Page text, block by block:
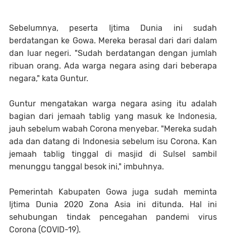
Sebelumnya, peserta Ijtima Dunia ini sudah
berdatangan ke Gowa. Mereka berasal dari dari dalam
dan luar negeri. "Sudah berdatangan dengan jumlah
ribuan orang. Ada warga negara asing dari beberapa
negara," kata Guntur.
Guntur mengatakan warga negara asing itu adalah
bagian dari jemaah tablig yang masuk ke Indonesia,
jauh sebelum wabah Corona menyebar. "Mereka sudah
ada dan datang di Indonesia sebelum isu Corona. Kan
jemaah tablig tinggal di masjid di Sulsel sambil
menunggu tanggal besok ini," imbuhnya.
Pemerintah Kabupaten Gowa juga sudah meminta
Ijtima Dunia 2020 Zona Asia ini ditunda. Hal ini
sehubungan tindak pencegahan pandemi virus
Corona (COVID-19).